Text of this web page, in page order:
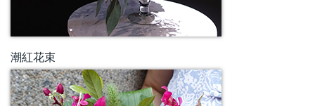
潮紅花束